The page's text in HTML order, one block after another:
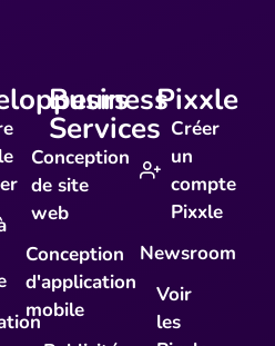
Business
Services
Conception
de site
web
Conception
d'application
mobile
Pixxle
Créer
un
compte
Pixxle
Newsroom
Voir
les